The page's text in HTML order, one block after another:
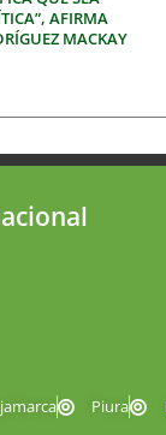
AFIRMA
MACKAY
Piura